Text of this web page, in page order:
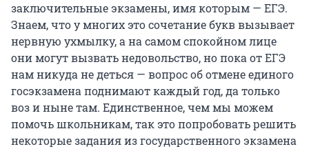
заключительные экзамены, имя которым — ЕГЭ.
Знаем, что у многих это сочетание букв вызывает
нервную ухмылку, а на самом спокойном лице
они могут вызвать недовольство, но пока от ЕГЭ
нам никуда не деться — вопрос об отмене единого
госэкзамена поднимают каждый год, да только
воз и ныне там. Единственное, чем мы можем
помочь школьникам, так это попробовать решить
некоторые задания из государственного экзамена